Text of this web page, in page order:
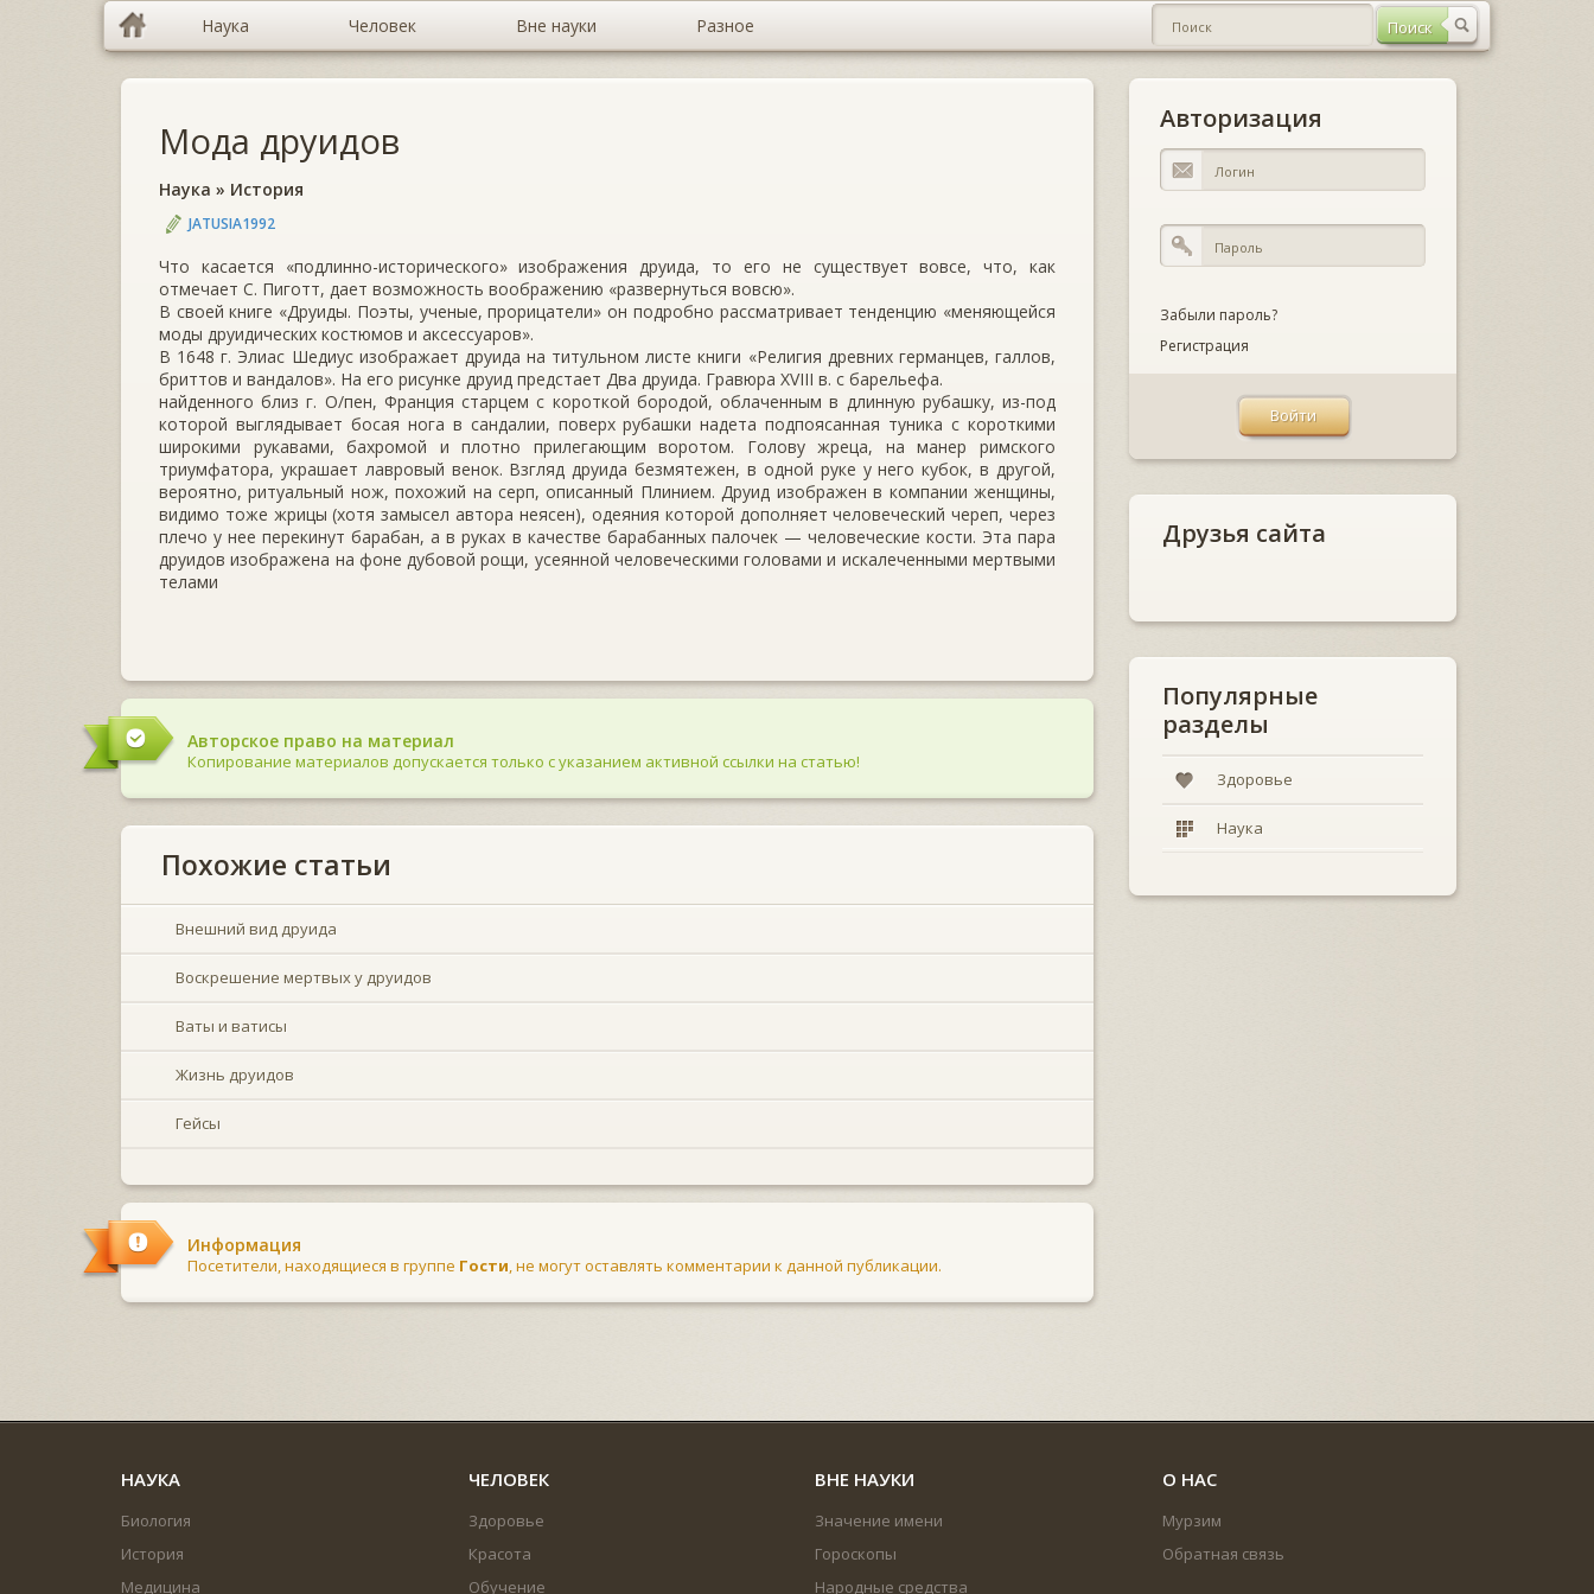
Наука Человек Вне науки Разное
Мода друидов
Наука » История
JATUSIA1992
Что касается «подлинно-исторического» изображения друида, то его не существует вовсе, что, как
отмечает С. Пиготт, дает возможность воображению «развернуться вовсю».
В своей книге «Друиды. Поэты, ученые, прорицатели» он подробно рассматривает тенденцию «меняющейся
моды друидических костюмов и аксессуаров».
В 1648 г. Элиас Шедиус изображает друида на титуль­ном листе книги «Религия древних германцев, галлов,
бриттов и вандалов». На его рисунке друид предстает Два друида. Гравюра XVIII в. с барельефа.
найденного близ г. О/пен, Франция старцем с короткой бородой, облаченным в длинную ру­башку, из-под
которой выглядывает босая нога в сандалии, поверх рубашки надета подпоясанная туника с короткими
широкими рукавами, бахромой и плотно прилегающим во­ротом. Голову жреца, на манер римского
триумфатора, украшает лавровый венок. Взгляд друида безмятежен, в одной руке у него кубок, в другой,
вероятно, ритуальный нож, похожий на серп, описанный Плинием. Друид изо­бражен в компании женщины,
видимо тоже жрицы (хотя замысел автора неясен), одеяния которой дополняет чело­веческий череп, через
плечо у нее перекинут барабан, а в руках в качестве барабанных палочек — человеческие кости. Эта пара
друидов изображена на фоне дубовой рощи, усеянной человеческими головами и искалеченными мертвыми
телами
Авторское право на материал
Копирование материалов допускается только с указанием активной ссылки на статью!
Похожие статьи
Внешний вид друида
Воскрешение мертвых у друидов
Ваты и ватисы
Жизнь друидов
Гейсы
Информация
Посетители, находящиеся в группе Гости, не могут оставлять комментарии к данной публикации.
Авторизация
Забыли пароль?
Регистрация
Друзья сайта
Популярные
разделы
Здоровье
Наука
НАУКА
Биология
История
Медицина
ЧЕЛОВЕК
Здоровье
Красота
Обучение
ВНЕ НАУКИ
Значение имени
Гороскопы
Народные средства
О НАС
Мурзим
Обратная связь